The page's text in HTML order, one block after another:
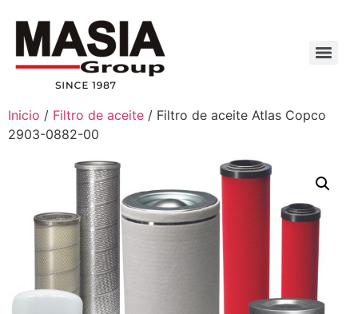
Inicio / Filtro de aceite / Filtro de aceite Atlas Copco
2903-0882-00